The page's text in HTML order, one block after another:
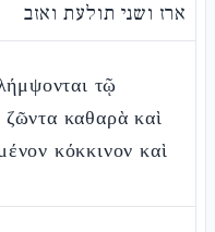
ארז ושני תולעת ואזב
τῷ
καθαρὰ καὶ
κόκκινον καὶ